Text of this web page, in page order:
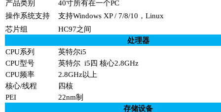
产品类别
40寸所有在一个PC
操作系统支持
支持Windows XP / 7/8/10，Linux
芯片组
HC97之间
处理器
CPU系列
英特尔i5
CPU型号
英特尔 i5四 核心2.8GHz
CPU频率
2.8GHz以上
核心/线程
四核
PEI
22nm制
存储设备